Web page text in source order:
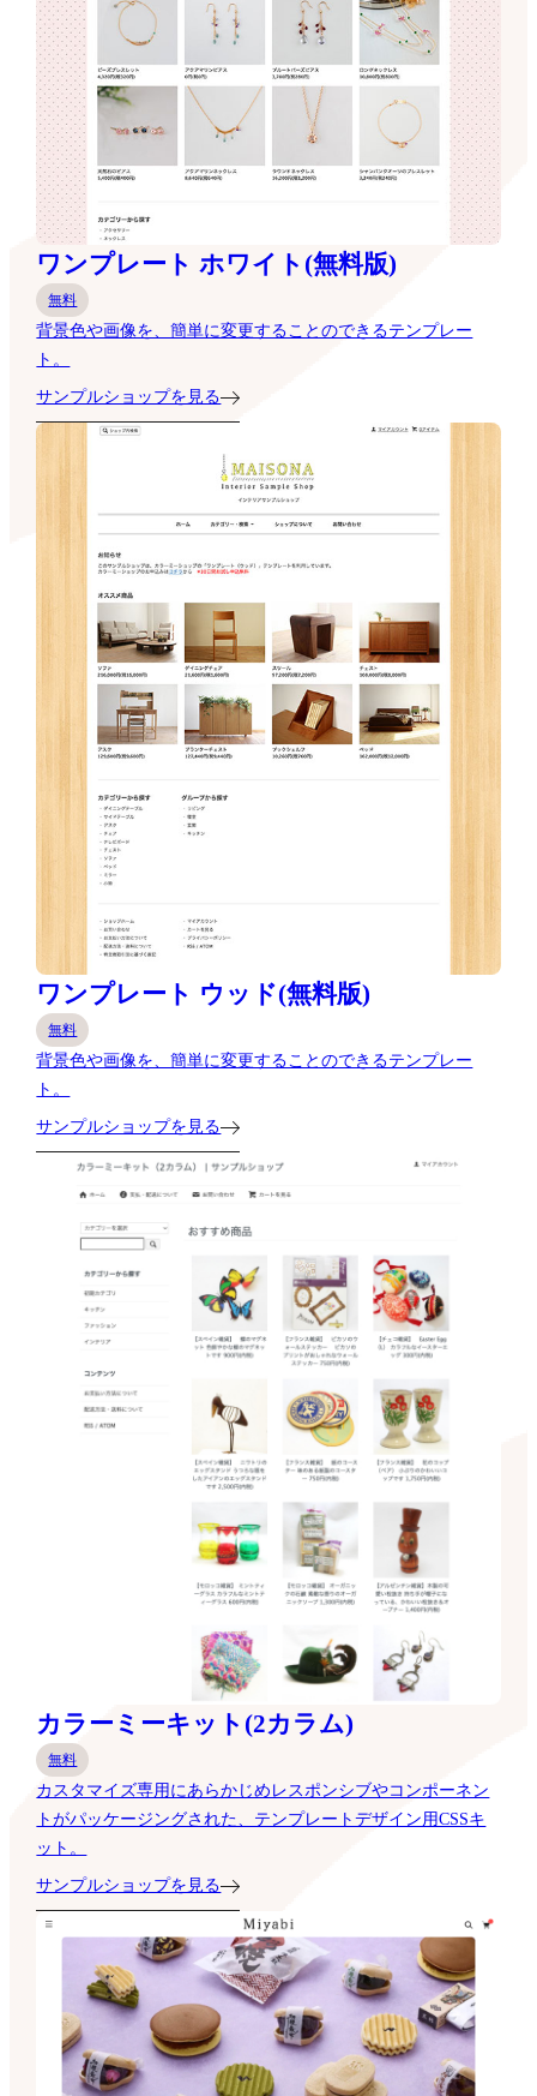
ワンプレート ホワイト(無料版)
無料
背景色や画像を、簡単に変更することのできるテンプレー
ト。
サンプルショップを見る
ワンプレート ウッド(無料版)
無料
背景色や画像を、簡単に変更することのできるテンプレー
ト。
サンプルショップを見る
カラーミーキット(2カラム)
無料
カスタマイズ専用にあらかじめレスポンシブやコンポーネン
トがパッケージングされた、テンプレートデザイン用CSSキ
ット。
サンプルショップを見る